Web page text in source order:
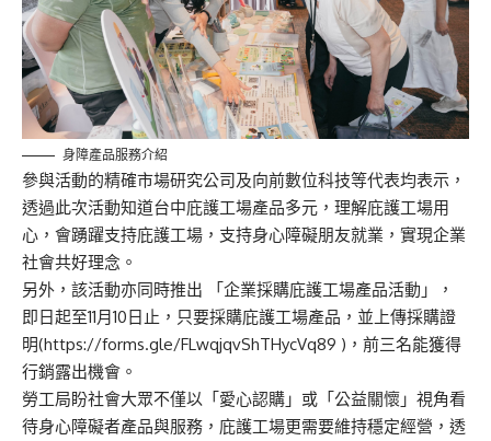
身障產品服務介紹
參與活動的精確市場研究公司及向前數位科技等代表均表示，
透過此次活動知道台中庇護工場產品多元，理解庇護工場用
心，會踴躍支持庇護工場，支持身心障礙朋友就業，實現企業
社會共好理念。
另外，該活動亦同時推出 「企業採購庇護工場產品活動」，
即日起至11月10日止，只要採購庇護工場產品，並上傳採購證
明(https://forms.gle/FLwqjqvShTHycVq89 )，前三名能獲得
行銷露出機會。
勞工局盼社會大眾不僅以「愛心認購」或「公益關懷」視角看
待身心障礙者產品與服務，庇護工場更需要維持穩定經營，透